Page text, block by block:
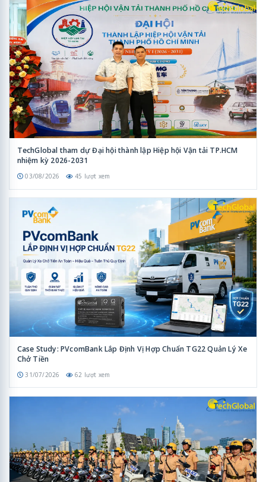
TechGlobal tham dự Đại hội thành lập Hiệp hội Vận tải TP.HCM
nhiệm kỳ 2026-2031
03/08/2026 45 lượt xem
Case Study: PVcomBank Lắp Định Vị Hợp Chuẩn TG22 Quản Lý Xe
Chở Tiền
31/07/2026 62 lượt xem